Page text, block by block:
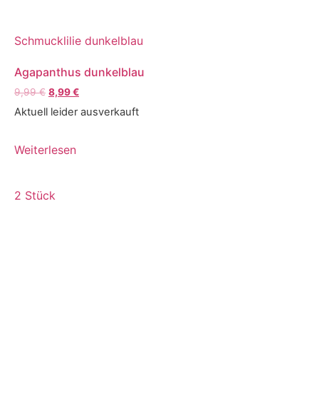
Schmucklilie dunkelblau
Agapanthus dunkelblau
9,99€ 8,99€
Aktuell leider ausverkauft
Weiterlesen
2 Stück